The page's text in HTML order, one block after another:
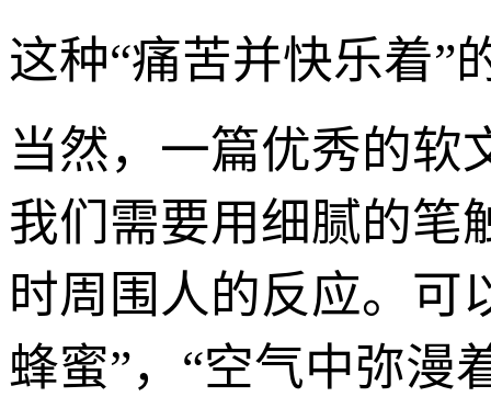
这种“痛苦并快乐着”
当然，一篇优秀的软
我们需要用细腻的笔
时周围人的反应。可
蜂蜜”，“空气中弥漫